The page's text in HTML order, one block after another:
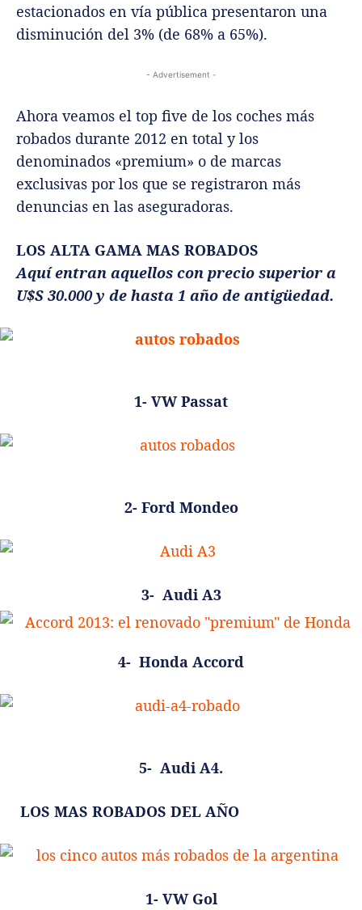
estacionados en vía pública presentaron una
disminución del 3% (de 68% a 65%).
- Advertisement -
Ahora veamos el top five de los coches más
robados durante 2012 en total y los
denominados «premium» o de marcas
exclusivas por los que se registraron más
denuncias en las aseguradoras.
LOS ALTA GAMA MAS ROBADOS
Aquí entran aquellos con precio superior a
U$S 30.000 y de hasta 1 año de antigüedad.
1- VW Passat
2- Ford Mondeo
3- Audi A3
4- Honda Accord
5- Audi A4.
LOS MAS ROBADOS DEL AÑO
1- VW Gol